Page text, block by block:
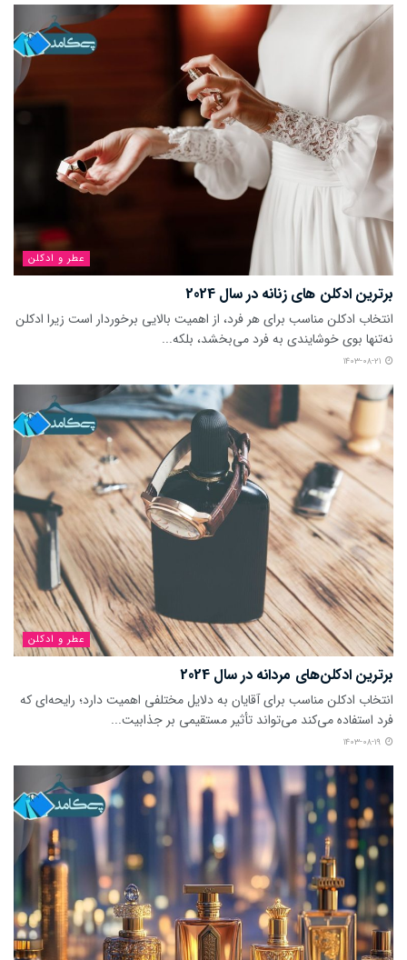
عطر و ادکلن
برترین ادکلن های زنانه در سال 2024
انتخاب ادکلن مناسب برای هر فرد، از اهمیت بالایی برخوردار است زیرا ادکلن
نه‌تنها بوی خوشایندی به فرد می‌بخشد، بلکه...
عطر و ادکلن
برترین ادکلن‌های مردانه در سال 2024
انتخاب ادکلن مناسب برای آقایان به دلایل مختلفی اهمیت دارد؛ رایحه‌ای که
فرد استفاده می‌کند می‌تواند تأثیر مستقیمی بر جذابیت...